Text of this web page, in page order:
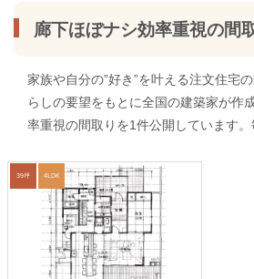
廊下ほぼナシ効率重視の間
家族や自分の”好き”を叶える注文住宅
らしの要望をもとに全国の建築家が作
率重視の間取りを1件公開しています。
39坪 4LDK